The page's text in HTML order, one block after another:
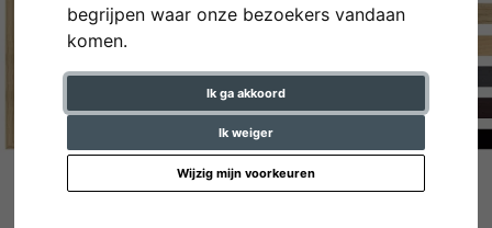
begrijpen waar onze bezoekers vandaan
komen.
Ik ga akkoord
Ik weiger
Wijzig mijn voorkeuren